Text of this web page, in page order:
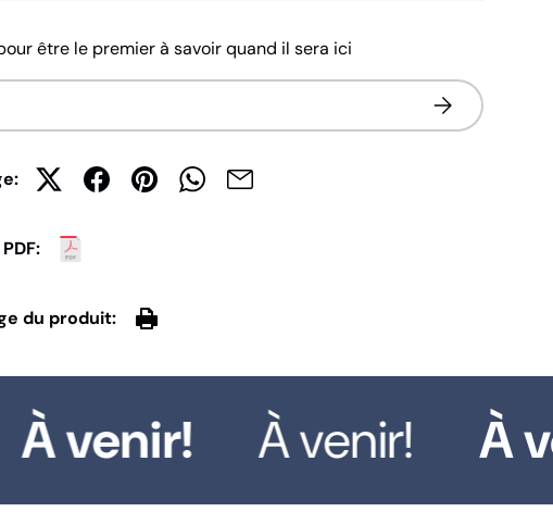
être le premier à savoir quand il sera ici
S’inscrire
du produit:
À venir! À venir! À